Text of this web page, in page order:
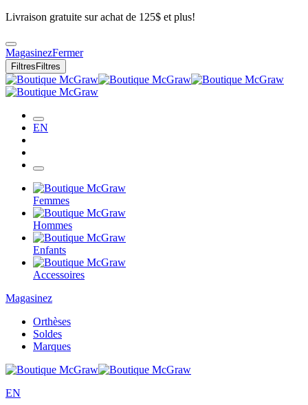
Livraison gratuite sur achat de 125$ et plus!
MagasinezFermer
Filtres Filtres
EN
Femmes
Hommes
Enfants
Accessoires
Magasinez
Orthèses
Soldes
Marques
EN